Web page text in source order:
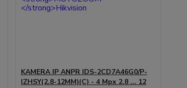
KAMERA IP ANPR IDS-2CD7A46G0/P-
IZHSY(2.8-12MM)(C) - 4 Mpx 2.8 ... 12